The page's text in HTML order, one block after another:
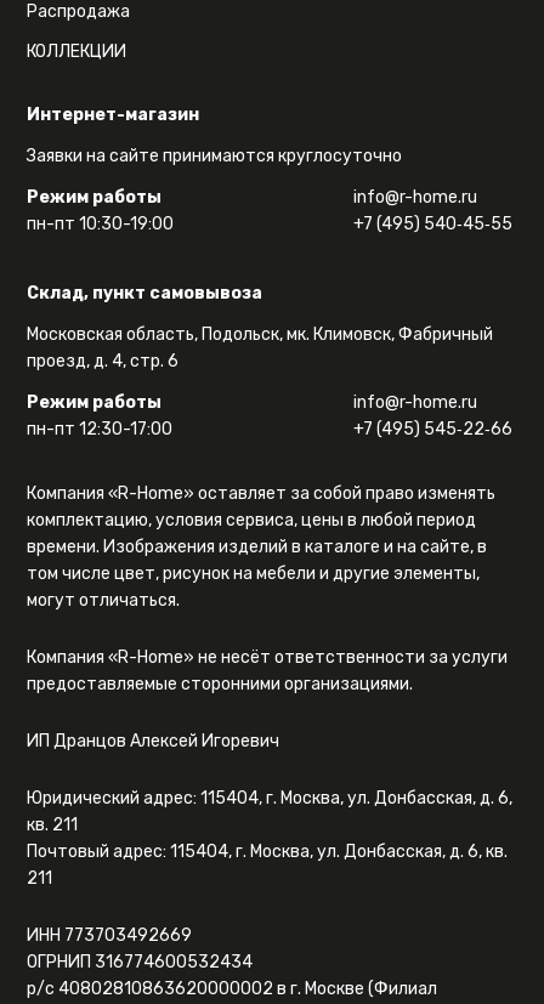
Интернет-магазин
Заявки на сайте принимаются круглосуточно
Режим работы
пн-пт 10:30-19:00
info@r-home.ru
+7 (495) 540‑45‑55
Склад, пункт самовывоза
Московская область, Подольск, мк. Климовск, Фабричный
проезд, д. 4, стр. 6
Режим работы
пн-пт 12:30-17:00
info@r-home.ru
+7 (495) 545‑22‑66
Распродажа
КОЛЛЕКЦИИ
Компания «R-Home» оставляет за собой право изменять
комплектацию, условия сервиса, цены в любой период
времени. Изображения изделий в каталоге и на сайте, в
том числе цвет, рисунок на мебели и другие элементы,
могут отличаться.
Компания «R-Home» не несёт ответственности за услуги
предоставляемые сторонними организациями.
ИП Дранцов Алексей Игоревич
Юридический адрес: 115404, г. Москва, ул. Донбасская, д. 6,
кв. 211
Почтовый адрес: 115404, г. Москва, ул. Донбасская, д. 6, кв.
211
ИНН 773703492669
ОГРНИП 316774600532434
р/с 40802810863620000002 в г. Москве (Филиал